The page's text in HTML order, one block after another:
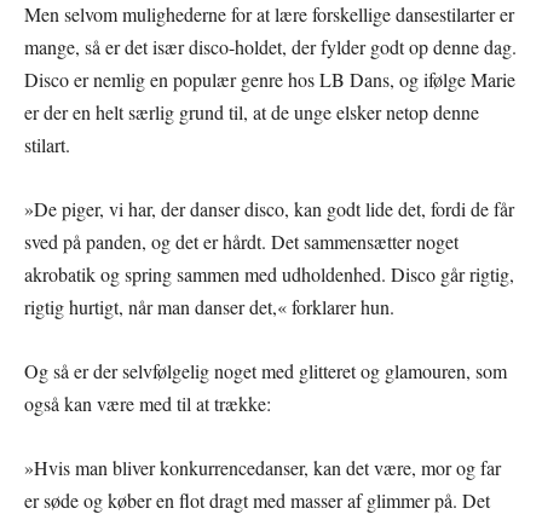
Men selvom mulighederne for at lære forskellige dansestilarter er
mange, så er det især disco-holdet, der fylder godt op denne dag.
Disco er nemlig en populær genre hos LB Dans, og ifølge Marie
er der en helt særlig grund til, at de unge elsker netop denne
stilart.
»De piger, vi har, der danser disco, kan godt lide det, fordi de får
sved på panden, og det er hårdt. Det sammensætter noget
akrobatik og spring sammen med udholdenhed. Disco går rigtig,
rigtig hurtigt, når man danser det,« forklarer hun.
Og så er der selvfølgelig noget med glitteret og glamouren, som
også kan være med til at trække:
»Hvis man bliver konkurrencedanser, kan det være, mor og far
er søde og køber en flot dragt med masser af glimmer på. Det